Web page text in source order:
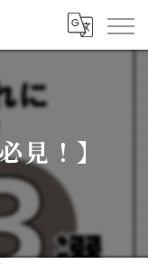
見！】